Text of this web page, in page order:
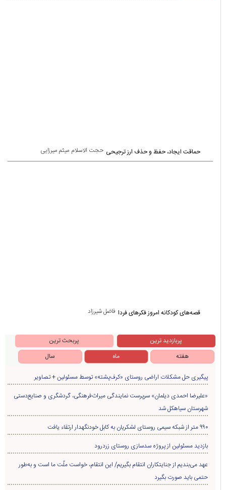
حجت الاسلام میثم میرزایی حماقت ایجاد، حفظ و حذف ارز ترجیحی
فاضل شیرزاد قصه‌های کودکانه امروز فکرهای فردا
پربازدید ترین
پربحث ترین
هفته
ماه سال
پیگیری حل مشکلات اراضی روستای «کرف‌پشته» توسط مسئولین + تصاویر
«علیرضا احمدی دیلمان» سرپرست نمایندگی میراث‌فرهنگی، گردشگری و صنایع‌دستی
شهرستان سیاهکل شد
۹۹۰ متر از شبکه سیمی روستای لشکریان به کابل خودنگهدار ارتقاء یافت
بازدید مسئولین از پروژه سدسازی روستای زردرود
عهد می‌بندیم از جنایتکاران انتقام بگیریم/ این انتقام، خواست ملّت ما است و به‌طور
حتمی باید صورت بگیرد